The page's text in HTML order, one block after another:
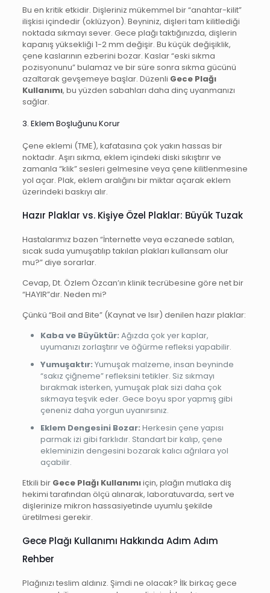
Bu en kritik etkidir. Dişleriniz mükemmel bir “anahtar-kilit”
ilişkisi içindedir (oklüzyon). Beyniniz, dişleri tam kilitlediği
noktada sıkmayı sever. Gece plağı taktığınızda, dişlerin
kapanış yüksekliği 1-2 mm değişir. Bu küçük değişiklik,
çene kaslarının ezberini bozar. Kaslar “eski sıkma
pozisyonunu” bulamaz ve bir süre sonra sıkma gücünü
azaltarak gevşemeye başlar. Düzenli Gece Plağı
Kullanımı, bu yüzden sabahları daha dinç uyanmanızı
sağlar.
3. Eklem Boşluğunu Korur
Çene eklemi (TME), kafatasına çok yakın hassas bir
noktadır. Aşırı sıkma, eklem içindeki diski sıkıştırır ve
zamanla “klik” sesleri gelmesine veya çene kilitlenmesine
yol açar. Plak, eklem aralığını bir miktar açarak eklem
üzerindeki baskıyı alır.
Hazır Plaklar vs. Kişiye Özel Plaklar: Büyük Tuzak
Hastalarımız bazen “İnternette veya eczanede satılan,
sıcak suda yumuşatılıp takılan plakları kullansam olur
mu?” diye sorarlar.
Cevap, Dt. Özlem Özcan’ın klinik tecrübesine göre net bir
“HAYIR”dır. Neden mi?
Çünkü “Boil and Bite” (Kaynat ve Isır) denilen hazır plaklar:
Kaba ve Büyüktür: Ağızda çok yer kaplar,
uyumanızı zorlaştırır ve öğürme refleksi yapabilir.
Yumuşaktır: Yumuşak malzeme, insan beyninde
“sakız çiğneme” refleksini tetikler. Siz sıkmayı
bırakmak isterken, yumuşak plak sizi daha çok
sıkmaya teşvik eder. Gece boyu spor yapmış gibi
çeneniz daha yorgun uyanırsınız.
Eklem Dengesini Bozar: Herkesin çene yapısı
parmak izi gibi farklıdır. Standart bir kalıp, çene
ekleminizin dengesini bozarak kalıcı ağrılara yol
açabilir.
Etkili bir Gece Plağı Kullanımıiçin, plağın mutlaka diş
hekimi tarafından ölçü alınarak, laboratuvarda, sert ve
dişlerinize mikron hassasiyetinde uyumlu şekilde
üretilmesi gerekir.
Gece Plağı Kullanımı Hakkında Adım Adım
Rehber
Plağınızı teslim aldınız. Şimdi ne olacak? İlk birkaç gece